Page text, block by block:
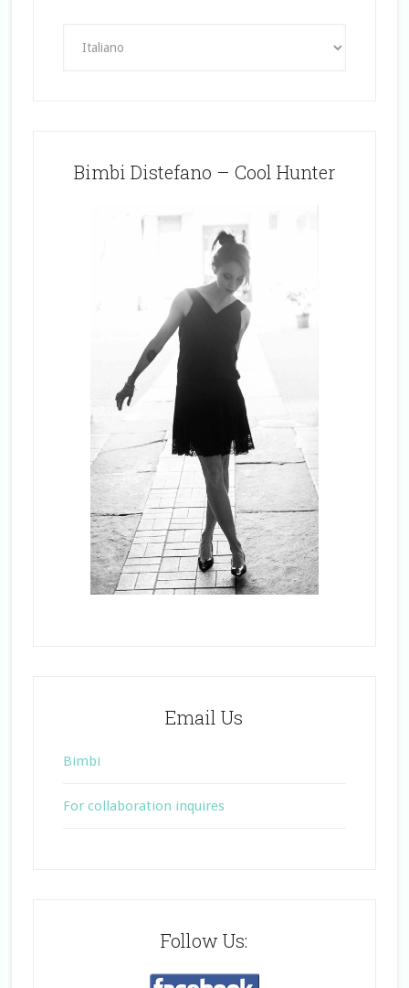
Bimbi Distefano – Cool Hunter
Email Us
Bimbi
For collaboration inquires
Follow Us: